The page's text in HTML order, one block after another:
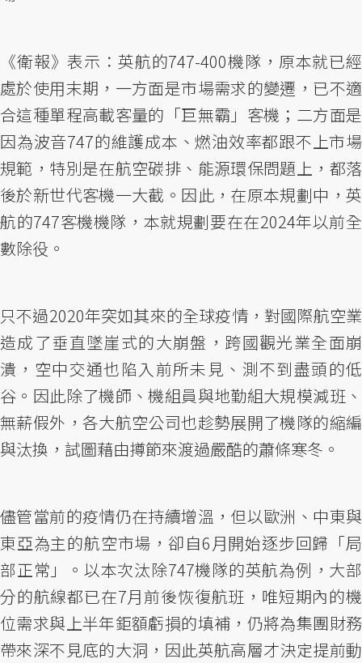
《衛報》表示：英航的747-400機隊，原本就已經
處於使用末期，一方面是市場需求的變遷，已不適
合這種單程高載客量的「巨無霸」客機；二方面是
因為波音747的維護成本、燃油效率都跟不上市場
規範，特別是在航空碳排、能源環保問題上，都落
後於新世代客機一大截。因此，在原本規劃中，英
航的747客機機隊，本就規劃要在在2024年以前全
數除役。
只不過2020年突如其來的全球疫情，對國際航空業
造成了垂直墜崖式的大崩盤，跨國觀光業全面崩
潰，空中交通也陷入前所未見、測不到盡頭的低
谷。因此除了機師、機組員與地勤組大規模減班、
無薪假外，各大航空公司也趁勢展開了機隊的縮編
與汰換，試圖藉由撙節來渡過嚴酷的蕭條寒冬。
儘管當前的疫情仍在持續增溫，但以歐洲、中東與
東亞為主的航空市場，卻自6月開始逐步回歸「局
部正常」。以本次汰除747機隊的英航為例，大部
分的航線都已在7月前後恢復航班，唯短期內的機
位需求與上半年鉅額虧損的填補，仍將為集團財務
帶來深不見底的大洞，因此英航高層才決定提前動